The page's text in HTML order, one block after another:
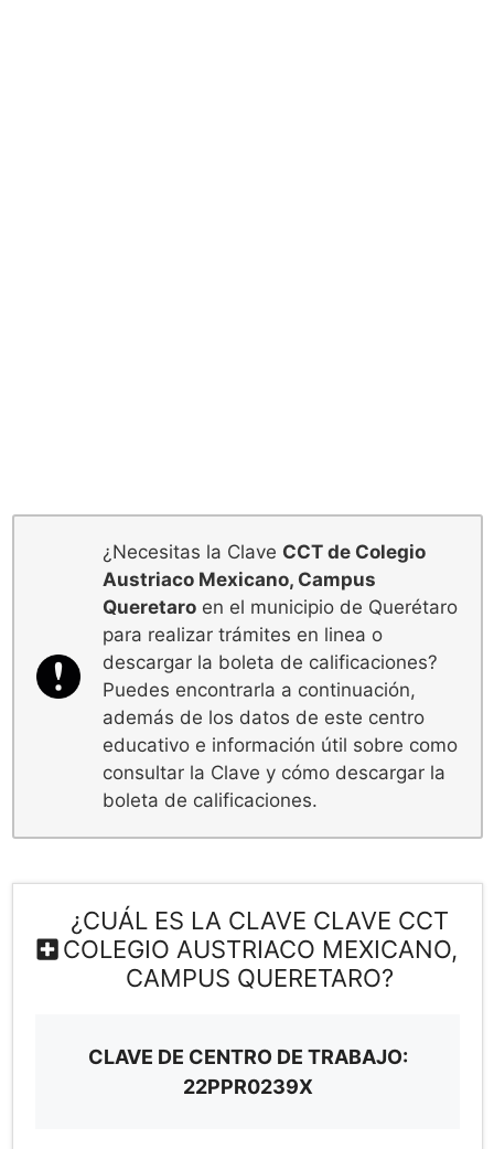
¿Necesitas la Clave CCT de Colegio
Austriaco Mexicano, Campus
Queretaro en el municipio de Querétaro
para realizar trámites en linea o
descargar la boleta de calificaciones?
Puedes encontrarla a continuación,
además de los datos de este centro
educativo e información útil sobre como
consultar la Clave y cómo descargar la
boleta de calificaciones.
¿CUÁL ES LA CLAVE CLAVE CCT
COLEGIO AUSTRIACO MEXICANO,
CAMPUS QUERETARO?
CLAVE DE CENTRO DE TRABAJO:
22PPR0239X